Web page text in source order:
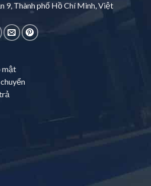
9, Thành phố Hồ Chí Minh, Việt
mật